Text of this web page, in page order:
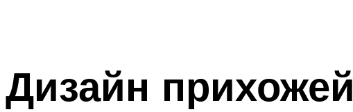
Дизайн прихожей